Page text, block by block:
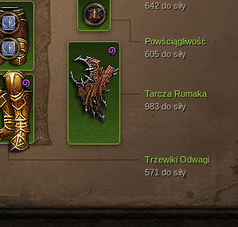
Trzewiki Odwagi
571 do siły
Tarcza Rumaka
983 do siły
642 do siły
Powściągliwość
605 do siły